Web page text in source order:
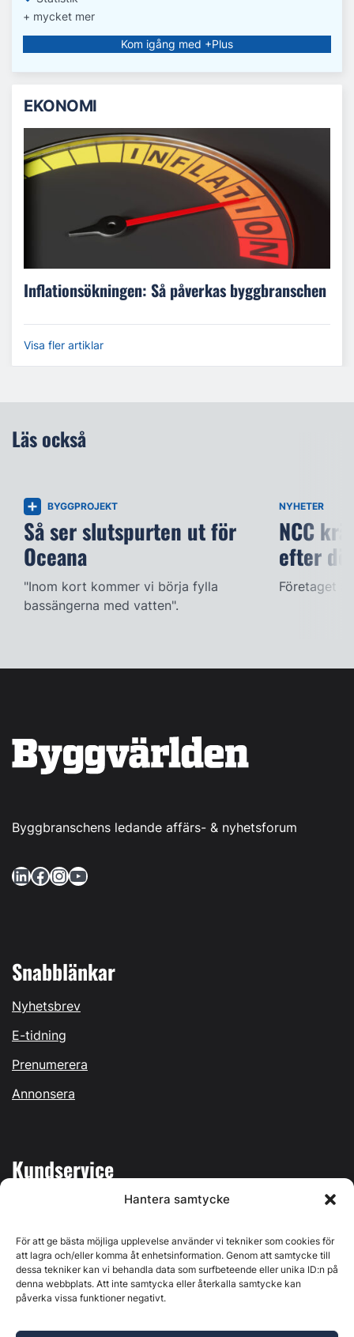
Hantera samtycke
För att ge bästa möjliga upplevelse använder vi tekniker som cookies för
att lagra och/eller komma åt enhetsinformation. Genom att samtycke till
dessa tekniker kan vi behandla data som surfbeteende eller unika ID:n på
denna webbplats. Att inte samtycka eller återkalla samtycke kan
påverka vissa funktioner negativt.
+ mycket mer
Kom igång med +Plus
EKONOMI
Inflationsökningen: Så påverkas byggbranschen
Visa fler artiklar
Läs också
BYGGPROJEKT
Så ser slutspurten ut för
Oceana
"Inom kort kommer vi börja fylla
bassängerna med vatten".
NYHETER
NCC
efter
Företaget
Byggbranschens ledande affärs- & nyhetsforum
LinkedIn Facebook InstagramYouTube
Snabblänkar
Nyhetsbrev
E-tidning
Prenumerera
Annonsera
Kundservice
Kontakta oss
Östernäsvägen 1, 827 32 Ljusdal, org.nr: 556625-6425 -